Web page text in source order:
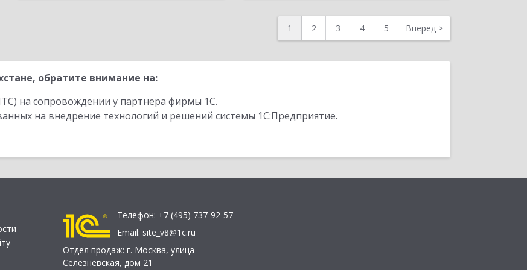
1 2 3 4 5 Вперед >
обратите внимание на:
на сопровождении у партнера фирмы 1С.
на внедрение технологий и решений системы 1С:Предприятие.
Телефон: +7 (495) 737-92-57
Email: site_v8@1c.ru
Отдел продаж: г. Москва, улица
Селезнёвская, дом 21